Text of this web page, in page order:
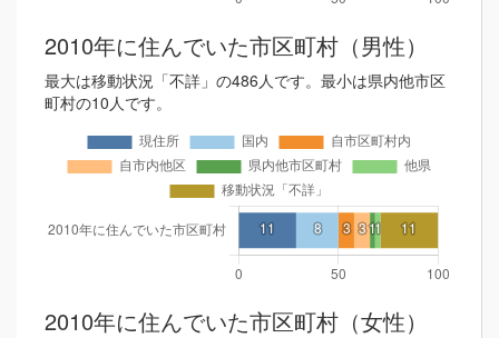
2010年に住んでいた市区町村（男性）
最大は移動状況「不詳」の486人です。最小は県内他市区
町村の10人です。
2010年に住んでいた市区町村（女性）